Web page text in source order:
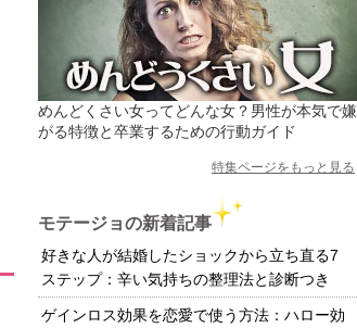
めんどくさい女ってどんな女？男性が本気で嫌
がる特徴と卒業するための行動ガイド
特集ページをもっと見る
モテージョの新着記事
好きな人が結婚したショックから立ち直る7
ステップ：辛い気持ちの整理法と診断つき
ゲインロス効果を恋愛で使う方法：ハロー効